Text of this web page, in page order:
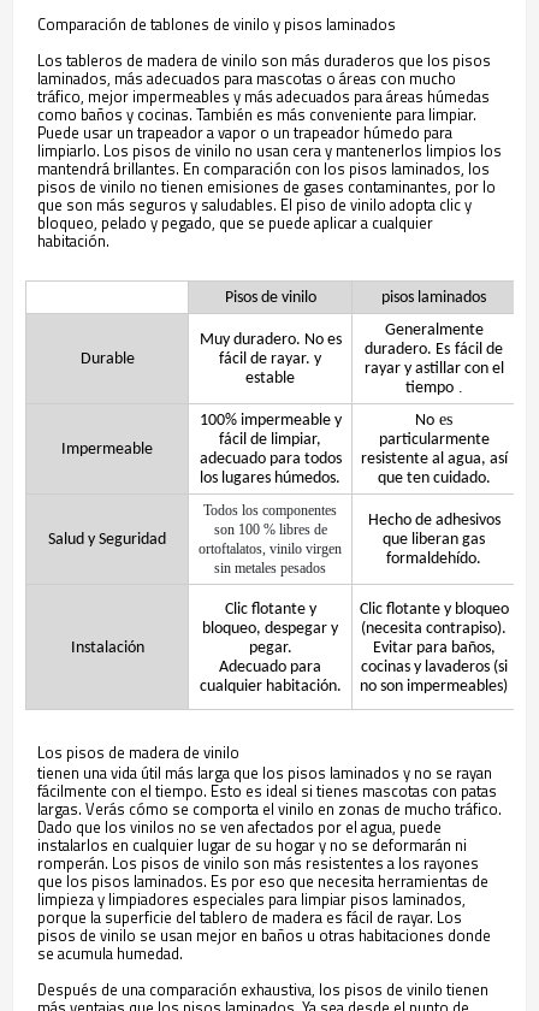
Comparación de tablones de vinilo y pisos laminados
Los tableros de madera de vinilo son más duraderos que los pisos
laminados, más adecuados para mascotas o áreas con mucho
tráfico, mejor impermeables y más adecuados para áreas húmedas
como baños y cocinas. También es más conveniente para limpiar.
Puede usar un trapeador a vapor o un trapeador húmedo para
limpiarlo. Los pisos de vinilo no usan cera y mantenerlos limpios los
mantendrá brillantes. En comparación con los pisos laminados, los
pisos de vinilo no tienen emisiones de gases contaminantes, por lo
que son más seguros y saludables. El piso de vinilo adopta clic y
bloqueo, pelado y pegado, que se puede aplicar a cualquier
habitación.
Pisos de vinilo pisos laminados
Durable
Muy duradero. No es
fácil de rayar. y
estable
Generalmente
duradero. Es fácil de
rayar y astillar con el
tiempo .
Impermeable
100% impermeable y
fácil de limpiar,
adecuado para todos
los lugares húmedos.
No es
particularmente
resistente al agua, así
que ten cuidado.
Salud y Seguridad
Todos los componentes
son 100 % libres de
ortoftalatos, vinilo virgen
sin metales pesados
Hecho de adhesivos
que liberan gas
formaldehído.
Instalación
Clic flotante y
bloqueo, despegar y
pegar.
Adecuado para
cualquier habitación.
Clic flotante y bloqueo
(necesita contrapiso).
Evitar para baños,
cocinas y lavaderos (si
no son impermeables)
Los pisos de madera de vinilo
tienen una vida útil más larga que los pisos laminados y no se rayan
fácilmente con el tiempo. Esto es ideal si tienes mascotas con patas
largas. Verás cómo se comporta el vinilo en zonas de mucho tráfico.
Dado que los vinilos no se ven afectados por el agua, puede
instalarlos en cualquier lugar de su hogar y no se deformarán ni
romperán. Los pisos de vinilo son más resistentes a los rayones
que los pisos laminados. Es por eso que necesita herramientas de
limpieza y limpiadores especiales para limpiar pisos laminados,
porque la superficie del tablero de madera es fácil de rayar. Los
pisos de vinilo se usan mejor en baños u otras habitaciones donde
se acumula humedad.
Después de una comparación exhaustiva, los pisos de vinilo tienen